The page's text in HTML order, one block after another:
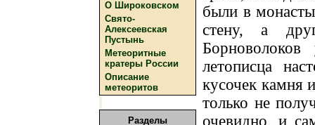
О Широковском
Свято-
Алексеевская
Пустынь
Метеоритные
кратеры России
Описание
метеоритов
Разделы
были в
стену, а
летописца
кусочек камня
только не
очевидно, и